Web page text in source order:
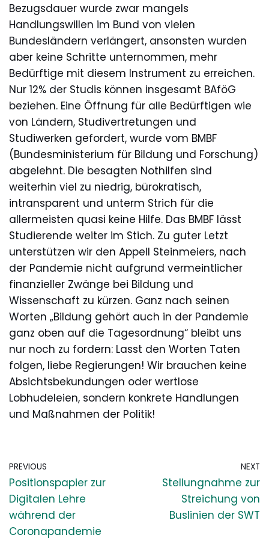
Bezugsdauer wurde zwar mangels
Handlungswillen im Bund von vielen
Bundesländern verlängert, ansonsten wurden
aber keine Schritte unternommen, mehr
Bedürftige mit diesem Instrument zu erreichen.
Nur 12% der Studis können insgesamt BAföG
beziehen. Eine Öffnung für alle Bedürftigen wie
von Ländern, Studivertretungen und
Studiwerken gefordert, wurde vom BMBF
(Bundesministerium für Bildung und Forschung)
abgelehnt. Die besagten Nothilfen sind
weiterhin viel zu niedrig, bürokratisch,
intransparent und unterm Strich für die
allermeisten quasi keine Hilfe. Das BMBF lässt
Studierende weiter im Stich. Zu guter Letzt
unterstützen wir den Appell Steinmeiers, nach
der Pandemie nicht aufgrund vermeintlicher
finanzieller Zwänge bei Bildung und
Wissenschaft zu kürzen. Ganz nach seinen
Worten „Bildung gehört auch in der Pandemie
ganz oben auf die Tagesordnung“ bleibt uns
nur noch zu fordern: Lasst den Worten Taten
folgen, liebe Regierungen! Wir brauchen keine
Absichtsbekundungen oder wertlose
Lobhudeleien, sondern konkrete Handlungen
und Maßnahmen der Politik!
PREVIOUS
Positionspapier zur
Digitalen Lehre
während der
Coronapandemie
NEXT
Stellungnahme zur
Streichung von
Buslinien der SWT